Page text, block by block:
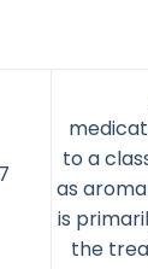
to a
as
is
the